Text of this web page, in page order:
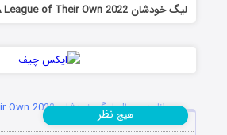
لیگ خودشان A League of Their Own 2022
دانلود سریال لیگ خودشان A League of Their Own 2022
هیچ نظر